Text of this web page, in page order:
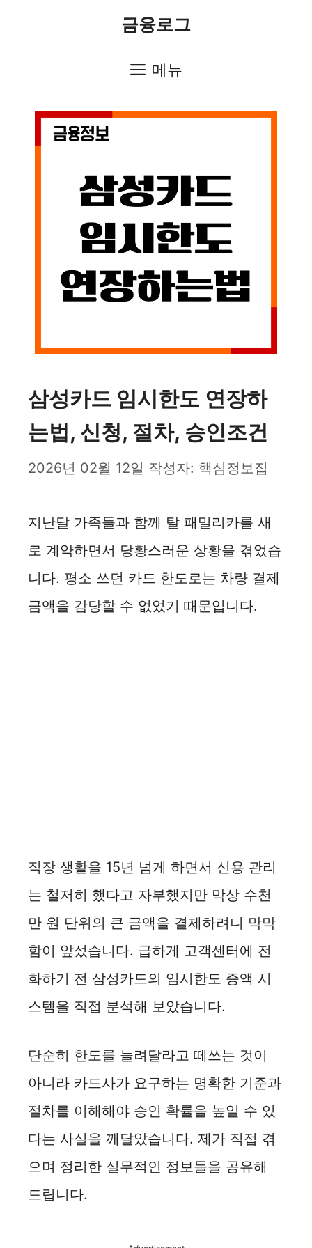
금융로그
메뉴
삼성카드 임시한도 연장하
는법, 신청, 절차, 승인조건
2026년 02월 12일 작성자: 핵심정보집
지난달 가족들과 함께 탈 패밀리카를 새
로 계약하면서 당황스러운 상황을 겪었습
니다. 평소 쓰던 카드 한도로는 차량 결제
금액을 감당할 수 없었기 때문입니다.
직장 생활을 15년 넘게 하면서 신용 관리
는 철저히 했다고 자부했지만 막상 수천
만 원 단위의 큰 금액을 결제하려니 막막
함이 앞섰습니다. 급하게 고객센터에 전
화하기 전 삼성카드의 임시한도 증액 시
스템을 직접 분석해 보았습니다.
단순히 한도를 늘려달라고 떼쓰는 것이
아니라 카드사가 요구하는 명확한 기준과
절차를 이해해야 승인 확률을 높일 수 있
다는 사실을 깨달았습니다. 제가 직접 겪
으며 정리한 실무적인 정보들을 공유해
드립니다.